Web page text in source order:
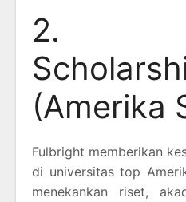
2.
(Amerika
Fulbright memberikan
di universitas top
menekankan riset,